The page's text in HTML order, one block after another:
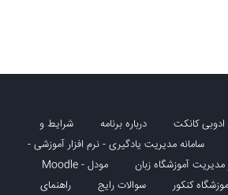
ادوبی کانکت درباره برنامه
شرایط و
سامانه مدیریت یادگیری - نرم افزار آموزشی -
مدیریت آموزشگاه زبان
مودل - Moodle
کنکور
سوالات رایج
راهنمای